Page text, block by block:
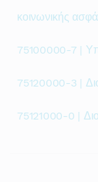
κοινωνικής
75100000-7 |
75120000-3 |
75121000-0 |